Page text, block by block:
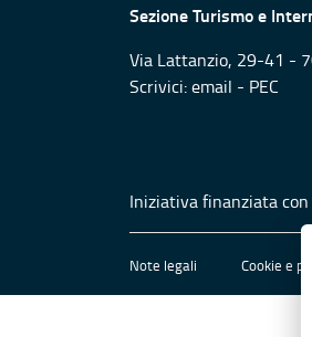
Sezione Turismo e
Via Lattanzio, 29-41 -
Scrivici:email - PEC
Iniziativa finanziata
Note legali Cookie e